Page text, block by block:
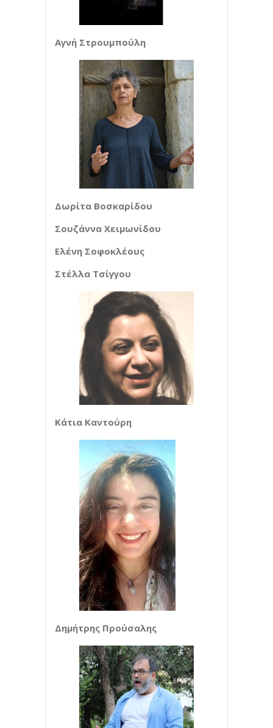
Αγνή Στρουμπούλη
Δωρίτα Βοσκαρίδου
Σουζάννα Χειμωνίδου
Ελένη Σοφοκλέους
Στέλλα Τσίγγου
Κάτια Καντούρη
Δημήτρης Προύσαλης